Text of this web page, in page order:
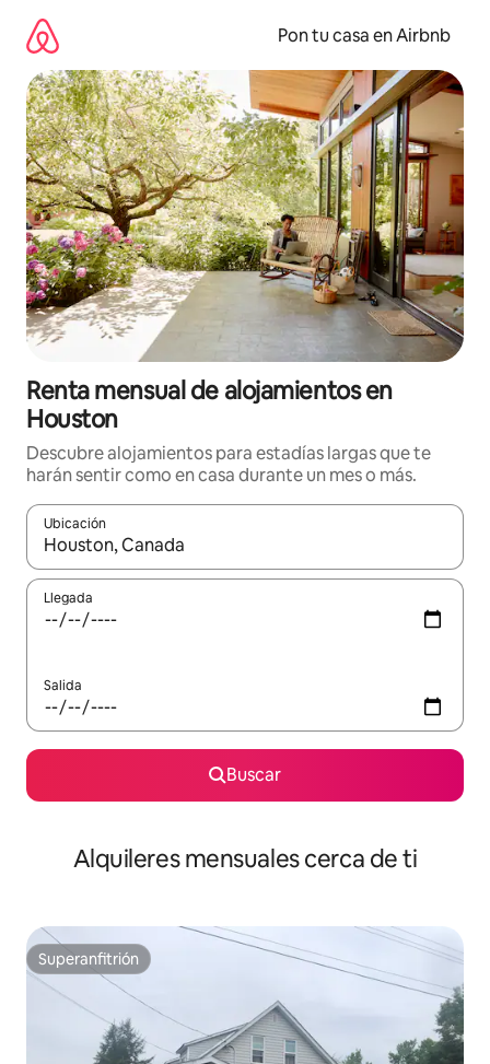
contenido
Pon tu casa en Airbnb
Renta mensual de alojamientos en
Houston
Descubre alojamientos para estadías largas que te
harán sentir como en casa durante un mes o más.
Ubicación
Cuando los resultados estén disponibles, navega con las
Llegada
Salida
Buscar
Alquileres mensuales cerca de ti
Superanfitrión
Superanfitrión